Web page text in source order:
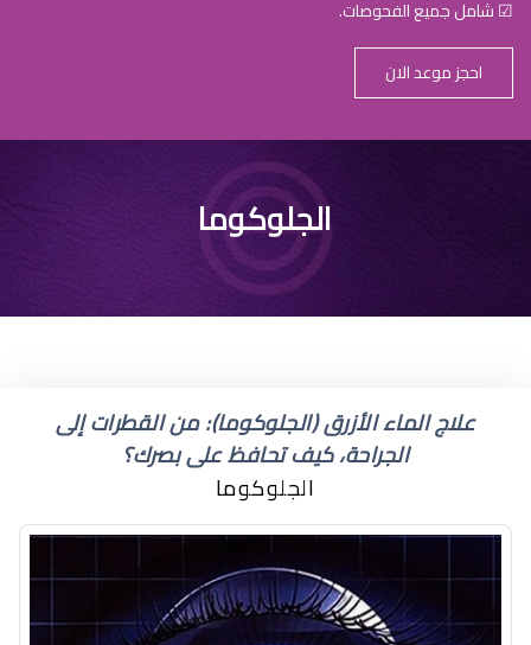
☑ شامل جميع الفحوصات.
احجز موعد الان
الجلوكوما
علاج الماء الأزرق (الجلوكوما): من القطرات إلى
الجراحة، كيف تحافظ على بصرك؟
الجلوكوما